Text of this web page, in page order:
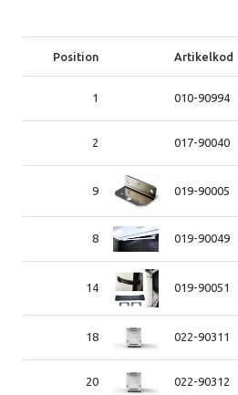
Position Artikelkod
1 010-90994
2 017-90040
9 019-90005
8 019-90049
14 019-90051
18 022-90311
20 022-90312